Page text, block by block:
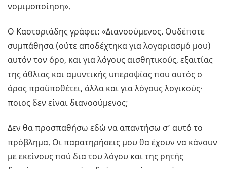
νομιμοποίηση».
Ο Καστοριάδης γράφει: «Διανοούμενος. Ουδέποτε
συμπάθησα (ούτε αποδέχτηκα για λογαριασμό μου)
αυτόν τον όρο, και για λόγους αισθητικούς, εξαιτίας
της άθλιας και αμυντικής υπεροψίας που αυτός ο
όρος προϋποθέτει, άλλα και για λόγους λογικούς·
ποιος δεν είναι διανοούμενος;
Δεν θα προσπαθήσω εδώ να απαντήσω σ’ αυτό το
πρόβλημα. Οι παρατηρήσεις μου θα έχουν να κάνουν
με εκείνους πού δια του λόγου και της ρητής